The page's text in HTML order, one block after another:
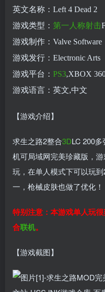
英文名称：Left 4 Dead 2
游戏类型： 第一人称射击
游戏制作：Valve Software
游戏发行：Electronic Arts
游戏平台： PS3,XBOX
游戏语言：英文,中文
【游戏介绍】
求生之路2整合3DLC 200
机可局域网完美珍藏版，
玩，在单人模式下可以玩
一，枪械皮肤也做了优化！
特别注意：本游戏单人玩
合联机。
【游戏截图】